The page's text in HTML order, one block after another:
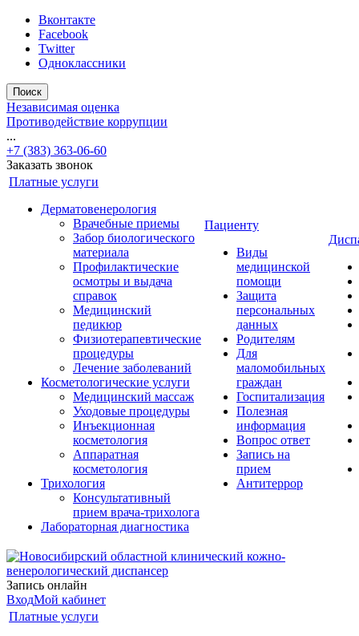
Вконтакте
Facebook
Twitter
Одноклассники
Поиск
Независимая оценка
Противодействие коррупции
...
+7 (383) 363-06-60
Заказать звонок
Платные услуги
Дерматовенерология
Врачебные приемы
Забор биологического
материала
Профилактические
осмотры и выдача
справок
Медицинский
педикюр
Физиотерапевтические
процедуры
Лечение заболеваний
Косметологические услуги
Медицинский массаж
Уходовые процедуры
Инъекционная
косметология
Аппаратная
косметология
Трихология
Консультативный
прием врача-трихолога
Лабораторная диагностика
Пациенту
Виды
медицинской
помощи
Защита
персональных
данных
Родителям
Для
маломобильных
граждан
Госпитализация
Полезная
информация
Вопрос ответ
Запись на
прием
Антитеррор
Запись онлайн
ВходМой кабинет
Платные услуги